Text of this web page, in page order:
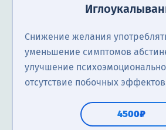
Снижение желания
уменьшение симптомов
улучшение
отсутствие побочных
4500₽